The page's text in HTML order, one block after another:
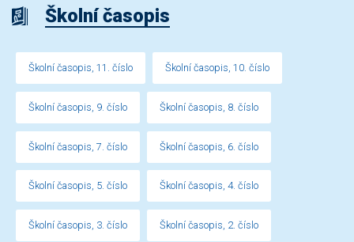
Školní časopis
Školní časopis, 11. číslo Školní časopis, 10. číslo
Školní časopis, 9. číslo Školní časopis, 8. číslo
Školní časopis, 7. číslo Školní časopis, 6. číslo
Školní časopis, 5. číslo Školní časopis, 4. číslo
Školní časopis, 3. číslo Školní časopis, 2. číslo